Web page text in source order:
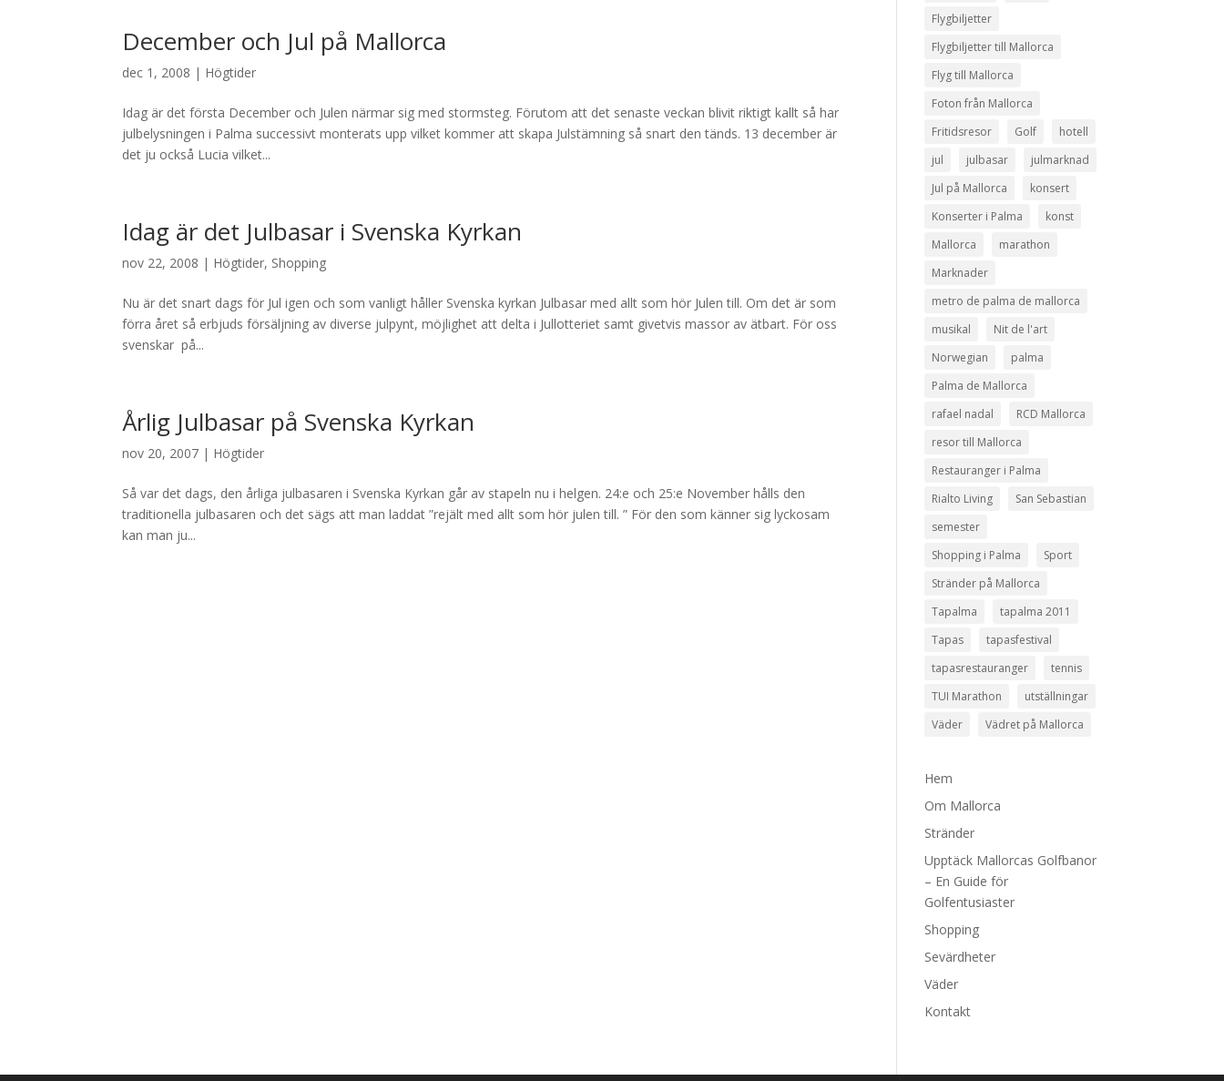
December och Jul på Mallorca
dec 1, 2008 | Högtider
Idag är det första December och Julen närmar sig med stormsteg. Förutom att det senaste veckan blivit riktigt kallt så har
julbelysningen i Palma successivt monterats upp vilket kommer att skapa Julstämning så snart den tänds. 13 december är
det ju också Lucia vilket...
Idag är det Julbasar i Svenska Kyrkan
nov 22, 2008 | Högtider, Shopping
Nu är det snart dags för Jul igen och som vanligt håller Svenska kyrkan Julbasar med allt som hör Julen till. Om det är som
förra året så erbjuds försäljning av diverse julpynt, möjlighet att delta i Jullotteriet samt givetvis massor av ätbart. För oss
svenskar på...
Årlig Julbasar på Svenska Kyrkan
nov 20, 2007 | Högtider
Så var det dags, den årliga julbasaren i Svenska Kyrkan går av stapeln nu i helgen. 24:e och 25:e November hålls den
traditionella julbasaren och det sägs att man laddat ”rejält med allt som hör julen till. ” För den som känner sig lyckosam
kan man ju...
Flygbiljetter
Flygbiljetter till Mallorca
Flyg till Mallorca
Foton från Mallorca
Fritidsresor
Golf
hotell
jul
julbasar
julmarknad
Jul på Mallorca
konsert
Konserter i Palma
konst
Mallorca
marathon
Marknader
metro de palma de mallorca
musikal
Nit de l'art
Norwegian
palma
Palma de Mallorca
rafael nadal
RCD Mallorca
resor till Mallorca
Restauranger i Palma
Rialto Living
San Sebastian
semester
Shopping i Palma
Sport
Stränder på Mallorca
Tapalma
tapalma 2011
Tapas
tapasfestival
tapasrestauranger
tennis
TUI Marathon
utställningar
Väder
Vädret på Mallorca
Hem
Om Mallorca
Stränder
Upptäck Mallorcas Golfbanor
– En Guide för
Golfentusiaster
Shopping
Sevärdheter
Väder
Kontakt